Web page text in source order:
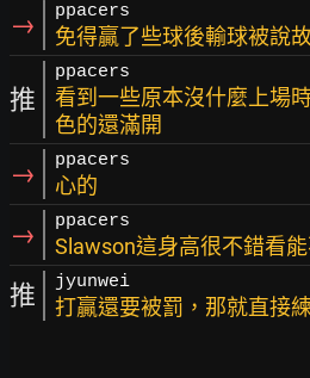
→ ppacers
免得贏了些球後輸球被說
推
ppacers
看到一些原本沒什麼上場
色的還滿開
→ ppacers
心的
→ ppacers
Slawson這身高很不錯看
推 jyunwei
打贏還要被罰，那就直接